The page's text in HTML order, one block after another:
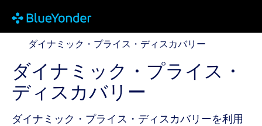
ダイナミック・プライス・ディスカバリー
ダイナミック・プライス・ディスカバリー
ダイナミック・プライス・
ディスカバリー
ダイナミック・プライス・ディスカバリーを利用